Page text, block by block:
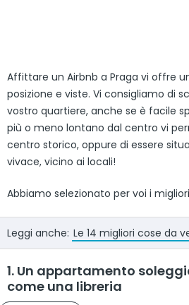
Affittare un Airbnb a Praga vi offre
posizione e viste. Vi consigliamo di
vostro quartiere, anche se è facile
più o meno lontano dal centro vi
centro storico, oppure di essere
vivace, vicino ai locali!
Abbiamo selezionato per voi i
Leggi anche: Le 14 migliori cose da
1. Un appartamento
come una libreria